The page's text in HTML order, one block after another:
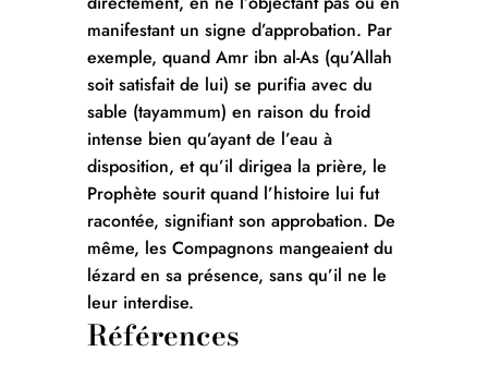
manifestant un signe d’approbation. Par
exemple, quand Amr ibn al-As (qu’Allah
soit satisfait de lui) se purifia avec du
sable (tayammum) en raison du froid
intense bien qu’ayant de l’eau à
disposition, et qu’il dirigea la prière, le
Prophète sourit quand l’histoire lui fut
racontée, signifiant son approbation. De
même, les Compagnons mangeaient du
lézard en sa présence, sans qu’il ne le
leur interdise.
Références